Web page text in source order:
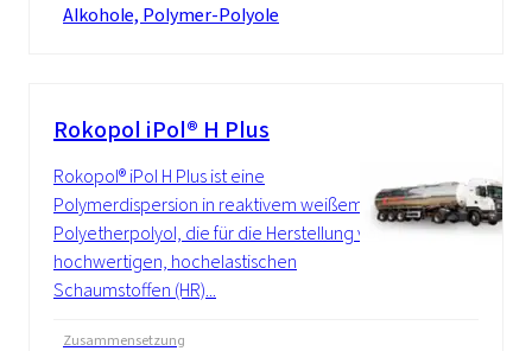
Alkohole, Polymer-Polyole
Rokopol iPol® H Plus
Rokopol® iPol H Plus ist eine
Polymerdispersion in reaktivem weißem
Polyetherpolyol, die für die Herstellung von
hochwertigen, hochelastischen
Schaumstoffen (HR)...
Zusammensetzung